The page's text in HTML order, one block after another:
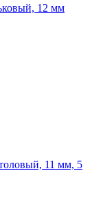
12 мм
11 мм, 5